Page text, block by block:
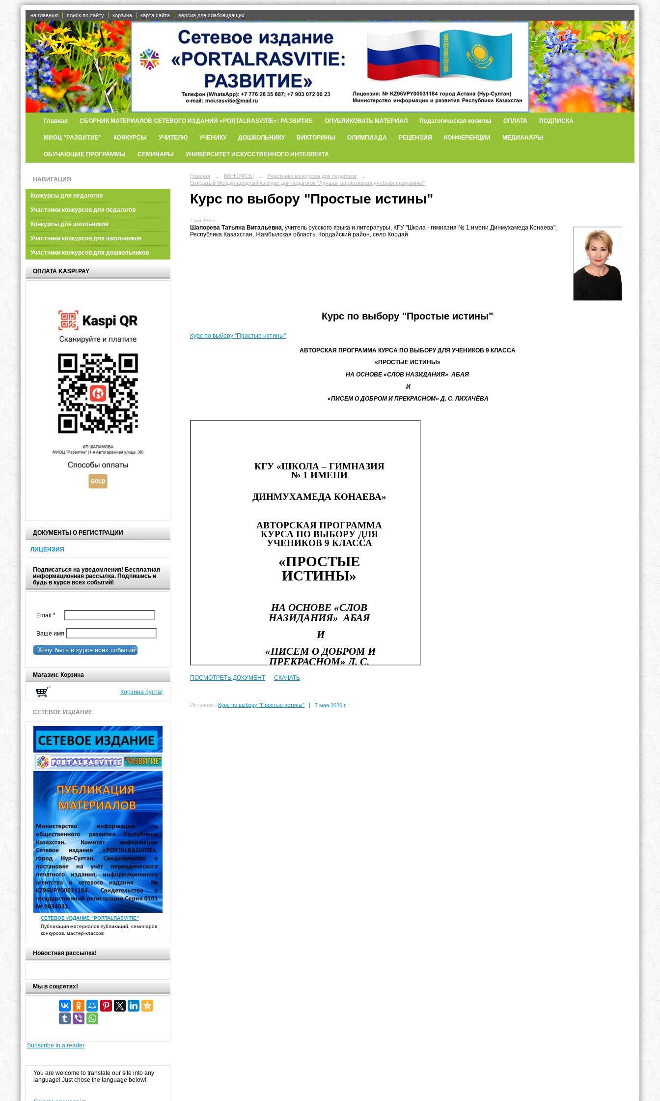
на главную поиск по сайту корзина карта сайта версия для слабовидящих
Главная СБОРНИК МАТЕРИАЛОВ СЕТЕВОГО ИЗДАНИЯ «PORTALRASVITIE»: РАЗВИТИЕ ОПУБЛИКОВАТЬ МАТЕРИАЛ Педагогическая копилка ОПЛАТА ПОДПИСКА
МИОЦ "РАЗВИТИЕ" КОНКУРСЫ УЧИТЕЛЮ УЧЕНИКУ ДОШКОЛЬНИКУ ВИКТОРИНЫ ОЛИМПИАДА РЕЦЕНЗИЯ КОНФЕРЕНЦИИ МЕДИАНАРЫ
ОБУЧАЮЩИЕ ПРОГРАММЫ СЕМИНАРЫ УНИВЕРСИТЕТ ИСКУССТВЕННОГО ИНТЕЛЛЕКТА
НАВИГАЦИЯ
Конкурсы для педагогов
Участники конкурсов для педагогов
Конкурсы для школьников
Участники конкурсов для школьников
Участники конкурсов для дошкольников
ОПЛАТА KASPI PAY
ДОКУМЕНТЫ О РЕГИСТРАЦИИ
ЛИЦЕНЗИЯ
Подписаться на уведомления! Бесплатная
информационная рассылка. Подпишись и
будь в курсе всех событий!
Email *
Ваше имя
Хочу быть в курсе всех событий!
Магазин: Корзина
Корзина пуста!
СЕТЕВОЕ ИЗДАНИЕ
СЕТЕВОЕ ИЗДАНИЕ "PORTALRASVITIE"
Публикация материалов публикаций, семинаров,
конкурсов, мастер-классов
Новостная рассылка!
Мы в соцсетях!
Subscribe in a reader
You are welcome to translate our site into any
language! Just chose the language below!
Главная → КОНКУРСЫ → Участники конкурсов для педагогов
→
Открытый Международный конкурс для педагогов "Лучшая вариативная учебная программа"
Курс по выбору "Простые истины"
7 мая 2020 г.
Шапорева Татьяна Витальевна , учитель русского языка и литературы, КГУ "Школа - гимназия № 1 имени Динмухамеда Конаева",
Республика Казахстан, Жамбылская область, Кордайский район, село Кордай
Курс по выбору "Простые истины"
Курс по выбору "Простые истины"
АВТОРСКАЯ ПРОГРАММА КУРСА ПО ВЫБОРУ ДЛЯ УЧЕНИКОВ 9 КЛАССА
«ПРОСТЫЕ ИСТИНЫ»
НА ОСНОВЕ «СЛОВ НАЗИДАНИЯ» АБАЯ
И
«ПИСЕМ О ДОБРОМ И ПРЕКРАСНОМ» Д. С. ЛИХАЧЁВА
ПОСМОТРЕТЬ ДОКУМЕНТ СКАЧАТЬ
Источник: Курс по выбору "Простые истины" | 7 мая 2020 г.